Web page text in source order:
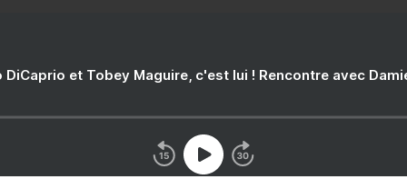
DiCaprio et Tobey Maguire, c'est lui ! Rencontre avec